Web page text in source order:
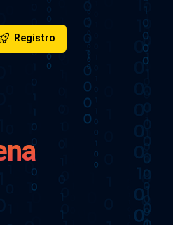
Registro
y